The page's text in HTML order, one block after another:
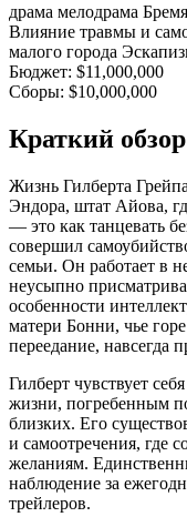
драма мелодрама
Влияние травмы и
малого города
Бюджет: $11,000,000
Сборы: $10,000,000
Краткий обзор
Жизнь Гилберта
Эндора, штат Айова,
— это как танцевать
совершил
семьи. Он работает в
неусыпно
особенности
матери Бонни, чье
переедание, навсегда
Гилберт чувствует
жизни, погребенным
близких. Его
и самоотречения, где
желаниям.
наблюдение за
трейлеров.